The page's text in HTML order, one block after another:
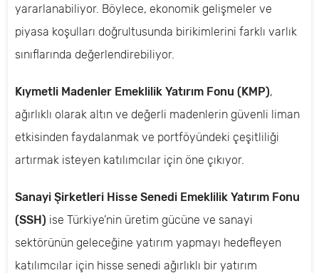
yararlanabiliyor. Böylece, ekonomik gelişmeler ve
piyasa koşulları doğrultusunda birikimlerini farklı varlık
sınıflarında değerlendirebiliyor.
Kıymetli Madenler Emeklilik Yatırım Fonu (KMP),
ağırlıklı olarak altın ve değerli madenlerin güvenli liman
etkisinden faydalanmak ve portföyündeki çeşitliliği
artırmak isteyen katılımcılar için öne çıkıyor.
Sanayi Şirketleri Hisse Senedi Emeklilik Yatırım Fonu
(SSH) ise Türkiye’nin üretim gücüne ve sanayi
sektörünün geleceğine yatırım yapmayı hedefleyen
katılımcılar için hisse senedi ağırlıklı bir yatırım